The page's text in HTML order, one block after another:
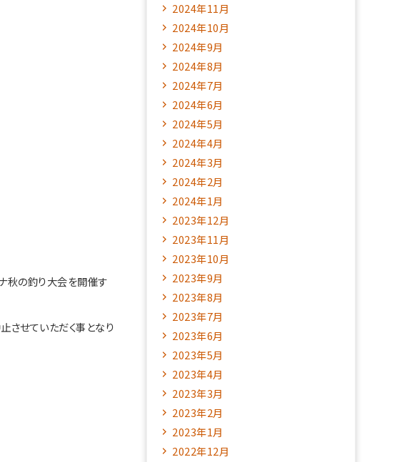
秋の釣り大会を開催す
させていただく事となり
2024年11月
2024年10月
2024年9月
2024年8月
2024年7月
2024年6月
2024年5月
2024年4月
2024年3月
2024年2月
2024年1月
2023年12月
2023年11月
2023年10月
2023年9月
2023年8月
2023年7月
2023年6月
2023年5月
2023年4月
2023年3月
2023年2月
2023年1月
2022年12月